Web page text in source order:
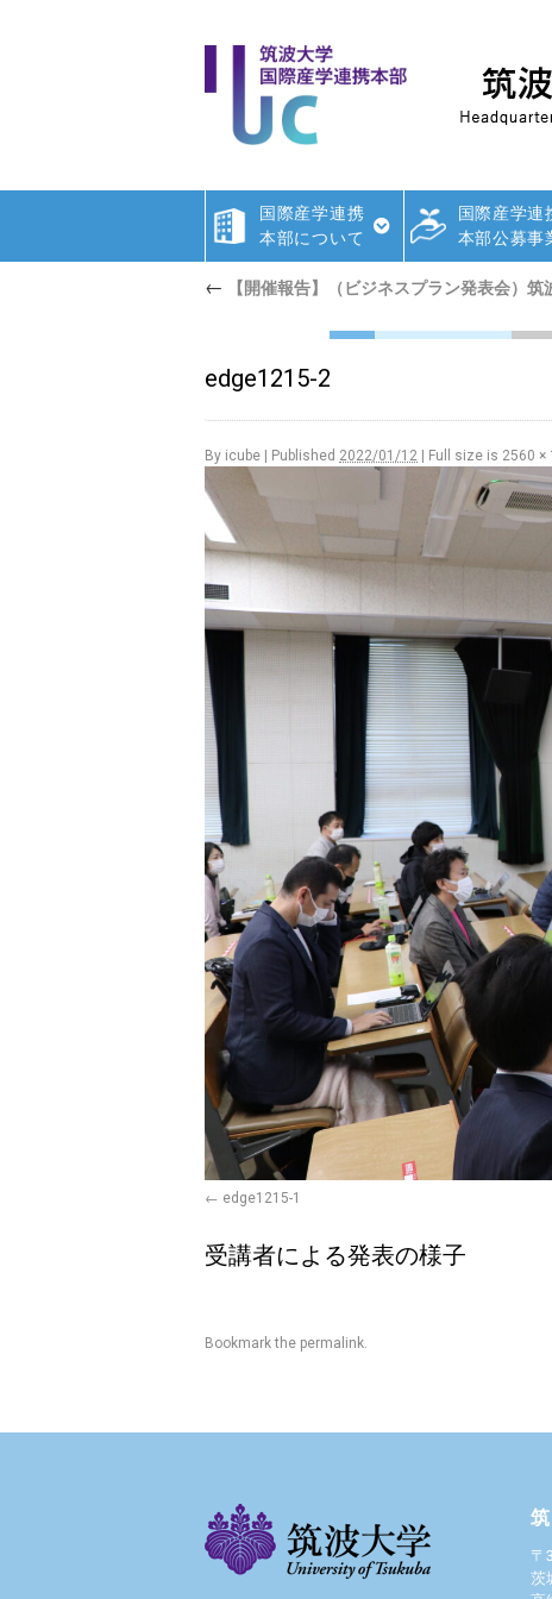
国際産学連携
本部について
国際産学連
本部公募事
← 【開催報告】（ビジネスプラン発表会）
edge1215-2
By icube Published 2022/01/12 Full size is 2560 ×
edge1215-1
受講者による発表の様子
Bookmark the permalink.
〒
茨